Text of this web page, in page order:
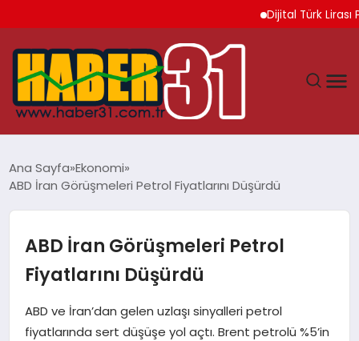
Dijital Türk Lirası
YAŞAM
EKONOMI
GÜNDEM
Ana Sayfa Ekonomi
ABD İran Görüşmeleri Petrol Fiyatlarını Düşürdü
ABD İran Görüşmeleri Petrol
Fiyatlarını Düşürdü
ABD ve İran’dan gelen uzlaşı sinyalleri petrol
fiyatlarında sert düşüşe yol açtı. Brent petrolü %5’in